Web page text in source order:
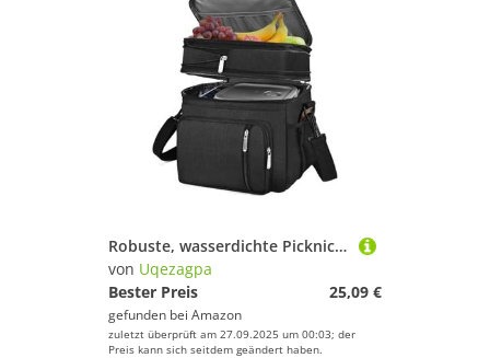
Robuste, wasserdichte Picknick-Thermotasche, Doppelfutter, für Camping, Strandausflug, verstellbare Riemen, geräumige Kühler, Aufbewahrungsdesign, Familienpicknick-Kühler mit verstellbaren Riemen
von Uqezagpa
Bester Preis
25,09 €
gefunden bei Amazon
zuletzt überprüft am 27.09.2025 um 00:03; der
Preis kann sich seitdem geändert haben.